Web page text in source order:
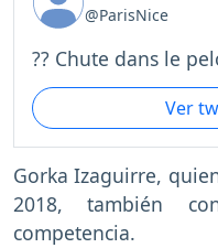
@ParisNice
?? Chute dans le
Ver
Gorka Izaguirre,
2018, también
competencia.